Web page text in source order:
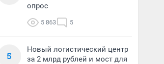
опрос
5 863 5
5
Новый логистический центр
за 2 млрд рублей и мост для